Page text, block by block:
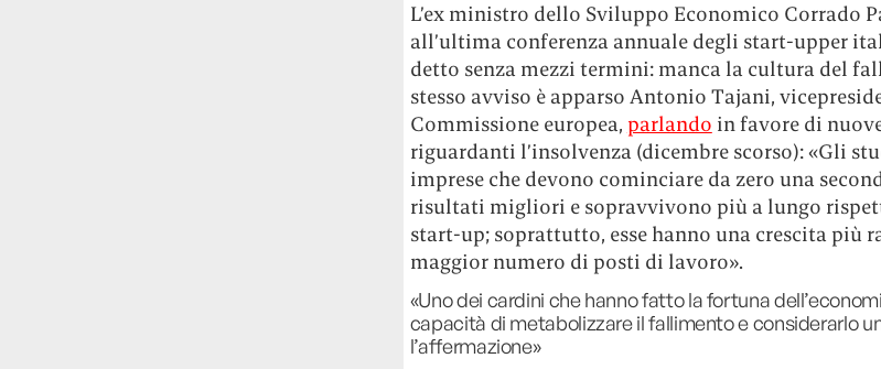
L’ex ministro dello Sviluppo Economico Corrado
all’ultima conferenza annuale degli start-upper
detto senza mezzi termini: manca la cultura del
stesso avviso è apparso Antonio Tajani,
Commissione europea, parlando in favore di
riguardanti l’insolvenza (dicembre scorso): «Gli
imprese che devono cominciare da zero una
risultati migliori e sopravvivono più a lungo
start-up; soprattutto, esse hanno una crescita più
maggior numero di posti di lavoro».
«Uno dei cardini che hanno fatto la fortuna
capacità di metabolizzare il fallimento e considerarlo
l’affermazione»